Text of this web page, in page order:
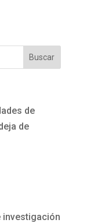
de
de
investigación